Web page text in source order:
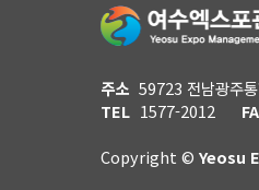
주소 59723 전남광주
TEL 1577-2012
Copyright © Yeosu